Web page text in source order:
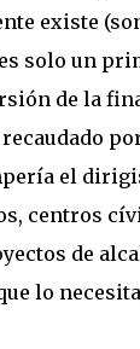
existe
solo un
de la
el
centros
de
lo